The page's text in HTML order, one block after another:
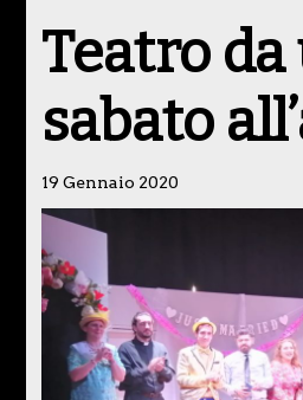
Teatro da
sabato
19 Gennaio 2020